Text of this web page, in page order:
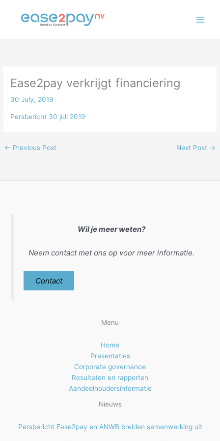
Ease2pay verkrijgt financiering
30 July, 2019
Persbericht 30 juli 2019
← Previous Post Next Post →
Wil je meer weten?
Neem contact met ons op voor meer informatie.
Contact
Menu
Home
Presentaties
Corporate governance
Resultaten en rapporten
Aandeelhoudersinformatie
Nieuws
Persbericht Ease2pay en ANWB breiden samenwerking uit